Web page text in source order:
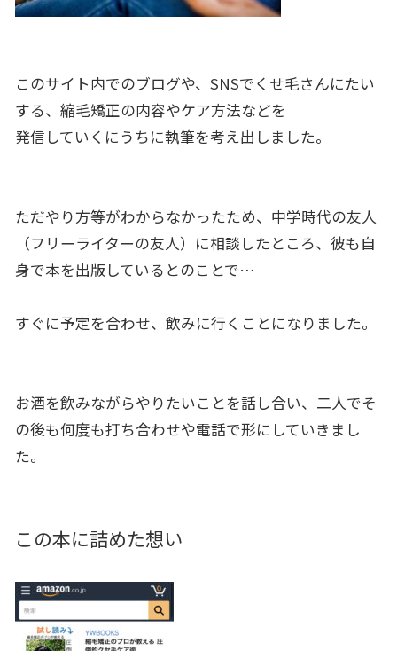
このサイト内でのブログや、SNSでくせ毛さんにたい
する、縮毛矯正の内容やケア方法などを
発信していくにうちに執筆を考え出しました。
ただやり方等がわからなかったため、中学時代の友人
（フリーライターの友人）に相談したところ、彼も自
身で本を出版しているとのことで…
すぐに予定を合わせ、飲みに行くことになりました。
お酒を飲みながらやりたいことを話し合い、二人でそ
の後も何度も打ち合わせや電話で形にしていきまし
た。
この本に詰めた想い